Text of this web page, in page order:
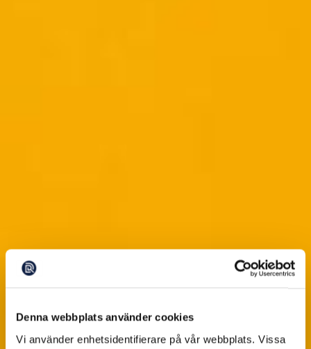
Denna webbplats använder cookies
Vi använder enhetsidentifierare på vår webbplats. Vissa